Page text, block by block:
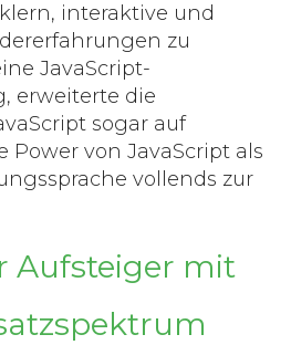
interaktive und
zu
JavaScript-
erweiterte die
sogar auf
Power von JavaScript als
vollends zur
Aufsteiger mit